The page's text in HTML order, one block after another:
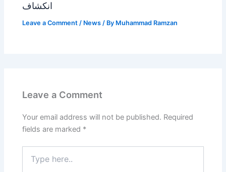
انکشاف
Leave a Comment / News / By Muhammad Ramzan
Leave a Comment
Your email address will not be published. Required
fields are marked *
here..